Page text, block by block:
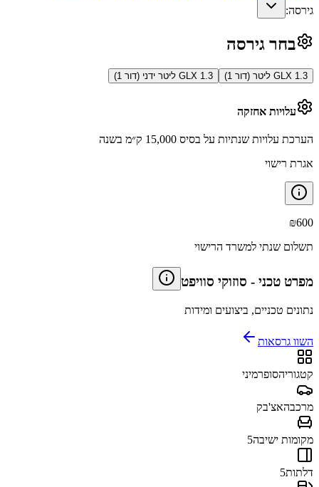
גירסה:
בחר גירסה
GLX 1.3 ליטר (דור 1) GLX 1.3 ליטר ידני (דור 1)
עלויות אחזקה
הערכת עלויות שנתיות על בסיס 15,000 ק״מ בשנה
אגרת רישוי
₪600
תשלום שנתי למשרד הרישוי
מפרט טכני - סוזוקי סוויפט
נתונים טכניים, ביצועים ומידות
השוו גרסאות
קטגוריהסופרמיני
מרכבהאצ'בק
מקומות ישיבה5
דלתות5